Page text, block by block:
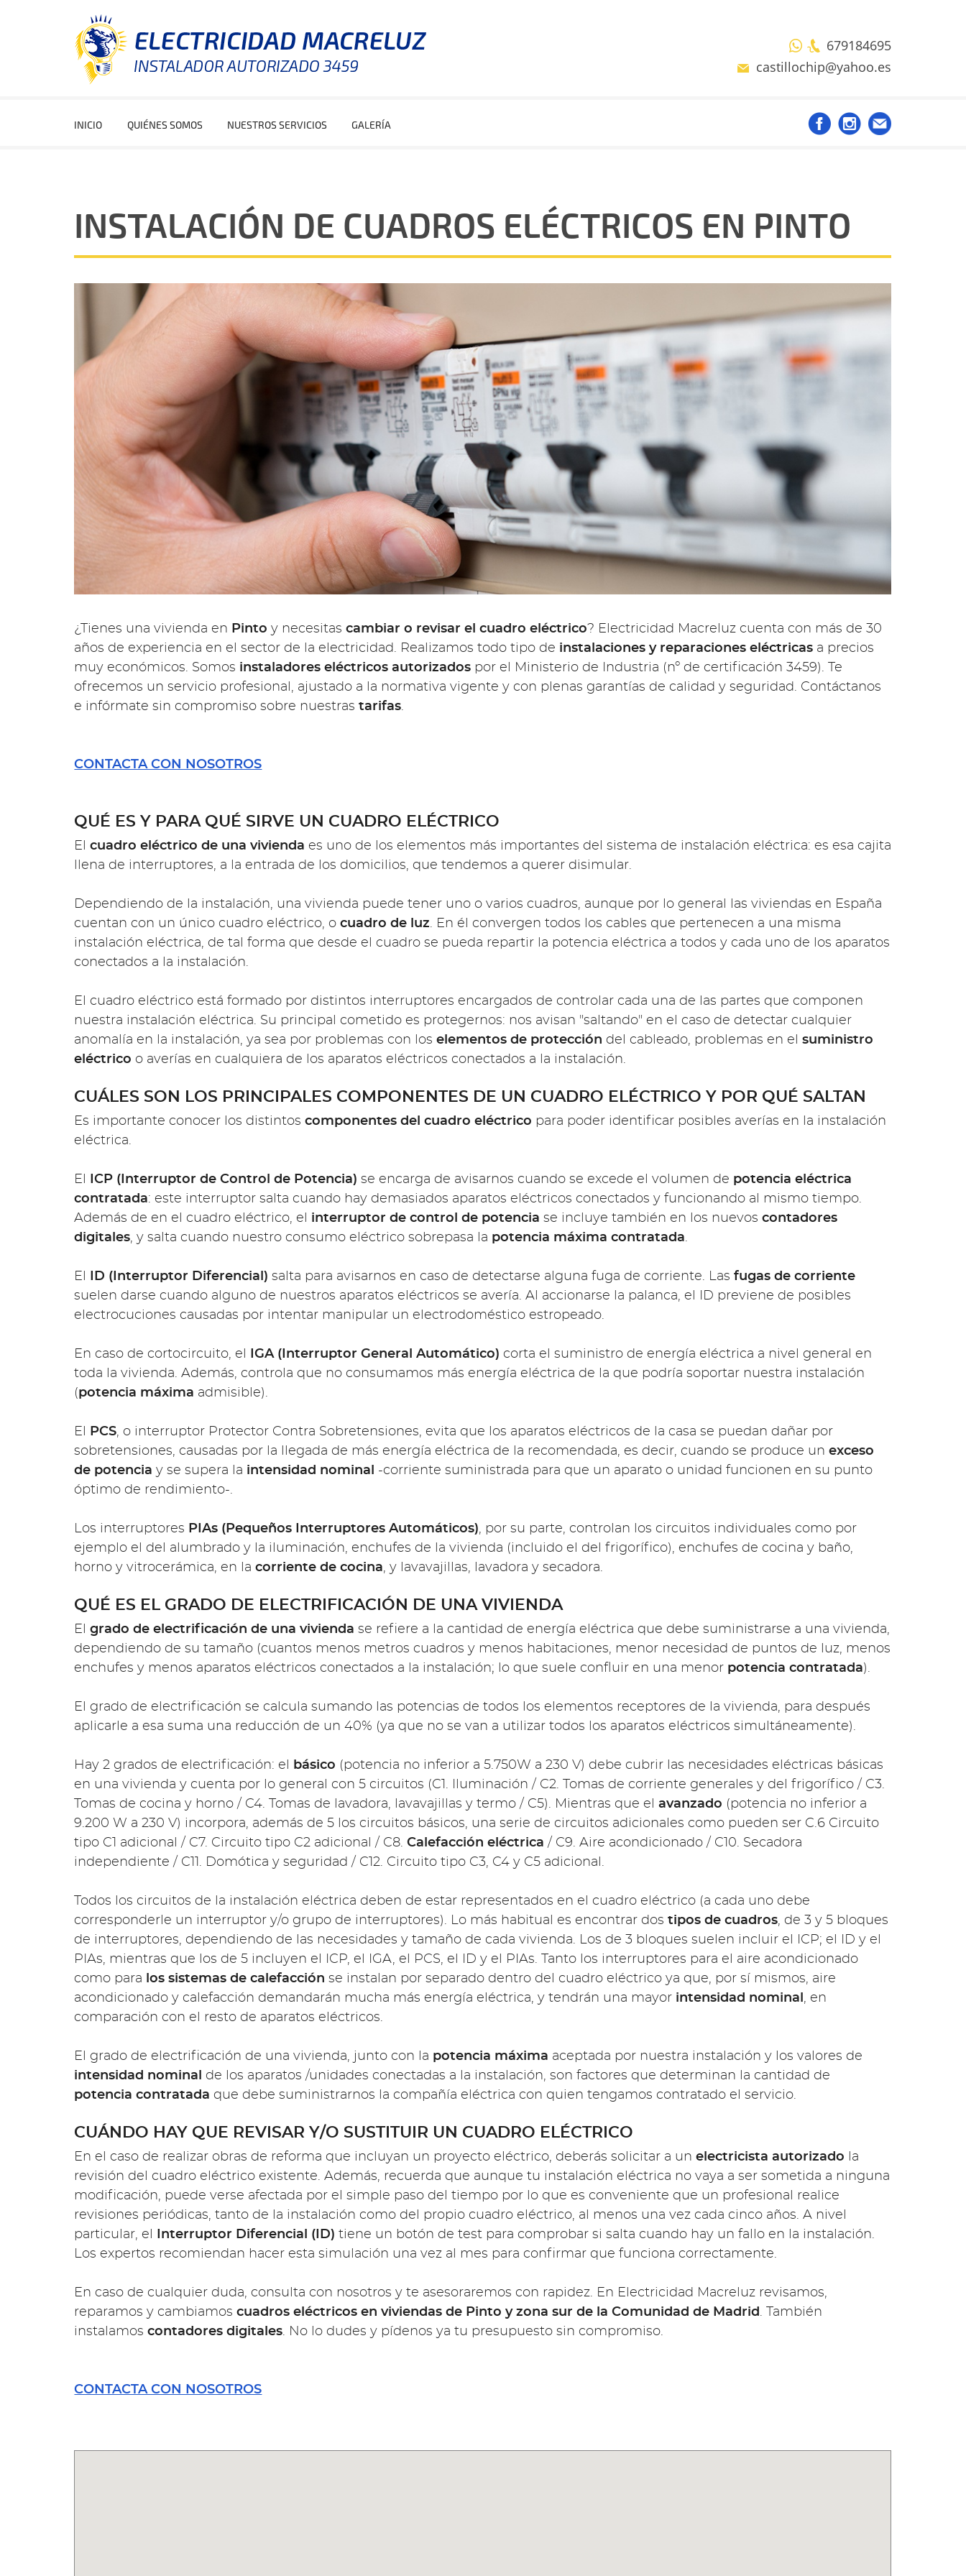
679184695
castillochip@yahoo.es
INICIO QUIÉNES SOMOS NUESTROS SERVICIOS GALERÍA
INSTALACIÓN DE CUADROS ELÉCTRICOS EN PINTO
¿Tienes una vivienda en Pintoy necesitascambiar o revisar el cuadro eléctrico? Electricidad Macreluz cuenta con más de 30
años de experiencia en el sector de la electricidad. Realizamos todo tipo de instalaciones y reparaciones eléctricas a precios
muy económicos. Somos instaladores eléctricos autorizados por el Ministerio de Industria (nº de certificación 3459). Te
ofrecemos un servicio profesional, ajustado a la normativa vigente y con plenas garantías de calidad y seguridad. Contáctanos
e infórmate sin compromiso sobre nuestrastarifas.
CONTACTA CON NOSOTROS
QUÉ ES Y PARA QUÉ SIRVE UN CUADRO ELÉCTRICO
Elcuadro eléctrico de una vivienda es uno de los elementos más importantes del sistema de instalación eléctrica: es esa cajita
llena de interruptores, a la entrada de los domicilios, que tendemos a querer disimular.
Dependiendo de la instalación, una vivienda puede tener uno o varios cuadros, aunque por lo general las viviendas en España
cuentan con un único cuadro eléctrico, ocuadro de luz. En él convergen todos los cables que pertenecen a una misma
instalación eléctrica, de tal forma que desde el cuadro se pueda repartir la potencia eléctrica a todos y cada uno de los aparatos
conectados a la instalación.
El cuadro eléctrico está formado por distintos interruptores encargados de controlar cada una de las partes que componen
nuestra instalación eléctrica. Su principal cometido es protegernos: nos avisan "saltando" en el caso de detectar cualquier
anomalía en la instalación, ya sea por problemas con loselementos de protección del cableado, problemas en elsuministro
eléctrico o averías en cualquiera de los aparatos eléctricos conectados a la instalación.
CUÁLES SON LOS PRINCIPALES COMPONENTES DE UN CUADRO ELÉCTRICO Y POR QUÉ SALTAN
Es importante conocer los distintoscomponentes del cuadro eléctrico para poder identificar posibles averías en la instalación
eléctrica.
El ICP (Interruptor de Control de Potencia)se encarga de avisarnos cuando se excede el volumen de potencia eléctrica
contratada: este interruptor salta cuando hay demasiados aparatos eléctricos conectados y funcionando al mismo tiempo.
Además de en el cuadro eléctrico, el interruptor de control de potencia se incluye también en los nuevoscontadores
digitales, y salta cuando nuestro consumo eléctrico sobrepasa la potencia máxima contratada.
El ID (Interruptor Diferencial) salta para avisarnos en caso de detectarse alguna fuga de corriente. Lasfugas de corriente
suelen darse cuando alguno de nuestros aparatos eléctricos se avería. Al accionarse la palanca, el ID previene de posibles
electrocuciones causadas por intentar manipular un electrodoméstico estropeado.
En caso de cortocircuito, el IGA (Interruptor General Automático) corta el suministro de energía eléctrica a nivel general en
toda la vivienda. Además, controla que no consumamos más energía eléctrica de la que podría soportar nuestra instalación
(potencia máxima admisible).
El PCS, o interruptor Protector Contra Sobretensiones, evita que los aparatos eléctricos de la casa se puedan dañar por
sobretensiones, causadas por la llegada de más energía eléctrica de la recomendada, es decir, cuando se produce un exceso
de potencia y se supera la intensidad nominal -corriente suministrada para que un aparato o unidad funcionen en su punto
óptimo de rendimiento-.
Los interruptores PIAs (Pequeños Interruptores Automáticos), por su parte, controlan los circuitos individuales como por
ejemplo el del alumbrado y la iluminación, enchufes de la vivienda (incluido el del frigorífico), enchufes de cocina y baño,
horno y vitrocerámica, en lacorriente de cocina, y lavavajillas, lavadora y secadora.
QUÉ ES EL GRADO DE ELECTRIFICACIÓN DE UNA VIVIENDA
Elgrado de electrificación de una vivienda se refiere a la cantidad de energía eléctrica que debe suministrarse a una vivienda,
dependiendo de su tamaño (cuantos menos metros cuadros y menos habitaciones, menor necesidad de puntos de luz, menos
enchufes y menos aparatos eléctricos conectados a la instalación; lo que suele confluir en una menor potencia contratada).
El grado de electrificación se calcula sumando las potencias de todos los elementos receptores de la vivienda, para después
aplicarle a esa suma una reducción de un 40% (ya que no se van a utilizar todos los aparatos eléctricos simultáneamente).
Hay 2 grados de electrificación: el básico (potencia no inferior a 5.750W a 230 V) debe cubrir las necesidades eléctricas básicas
en una vivienda y cuenta por lo general con 5 circuitos (C1. Iluminación / C2. Tomas de corriente generales y del frigorífico / C3.
Tomas de cocina y horno / C4. Tomas de lavadora, lavavajillas y termo / C5). Mientras que elavanzado (potencia no inferior a
9.200 W a 230 V) incorpora, además de 5 los circuitos básicos, una serie de circuitos adicionales como pueden ser C.6 Circuito
tipo C1 adicional / C7. Circuito tipo C2 adicional / C8.Calefacción eléctrica / C9. Aire acondicionado / C10. Secadora
independiente / C11. Domótica y seguridad / C12. Circuito tipo C3, C4 y C5 adicional.
Todos los circuitos de la instalación eléctrica deben de estar representados en el cuadro eléctrico (a cada uno debe
corresponderle un interruptor y/o grupo de interruptores). Lo más habitual es encontrar dostipos de cuadros, de 3 y 5 bloques
de interruptores, dependiendo de las necesidades y tamaño de cada vivienda. Los de 3 bloques suelen incluir el ICP; el ID y el
PIAs, mientras que los de 5 incluyen el ICP, el IGA, el PCS, el ID y el PIAs. Tanto los interruptores para el aire acondicionado
como para
los sistemas de calefacción se instalan por separado dentro del cuadro eléctrico ya que, por sí mismos, aire
acondicionado y calefacción demandarán mucha más energía eléctrica, y tendrán una mayor intensidad nominal , en
comparación con el resto de aparatos eléctricos.
El grado de electrificación de una vivienda, junto con la potencia máxima aceptada por nuestra instalación y los valores de
intensidad nominal
de los aparatos /unidades conectadas a la instalación, son factores que determinan la cantidad de
potencia contratada que debe suministrarnos la compañía eléctrica con quien tengamos contratado el servicio.
CUÁNDO HAY QUE REVISAR Y/O SUSTITUIR UN CUADRO ELÉCTRICO
En el caso de realizar obras de reforma que incluyan un proyecto eléctrico, deberás solicitar a unelectricista autorizado la
revisión del cuadro eléctrico existente. Además, recuerda que aunque tu instalación eléctrica no vaya a ser sometida a ninguna
modificación, puede verse afectada por el simple paso del tiempo por lo que es conveniente que un profesional realice
revisiones periódicas, tanto de la instalación como del propio cuadro eléctrico, al menos una vez cada cinco años. A nivel
particular, el
Interruptor Diferencial (ID) tiene un botón de test para comprobar si salta cuando hay un fallo en la instalación.
Los expertos recomiendan hacer esta simulación una vez al mes para confirmar que funciona correctamente.
En caso de cualquier duda, consulta con nosotros y te asesoraremos con rapidez. En Electricidad Macreluz revisamos,
reparamos y cambiamoscuadros eléctricos en viviendas de Pinto y zona sur de la Comunidad de Madrid. También
instalamoscontadores digitales. No lo dudes y pídenos ya tu presupuesto sin compromiso.
CONTACTA CON NOSOTROS